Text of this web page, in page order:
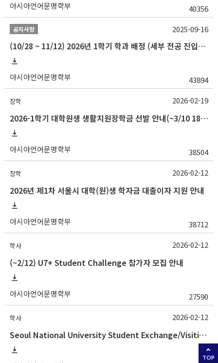
아시아언어문명학부 40356
공지사항
(10/28 ~ 11/12) 2026년 1학기 학과 배정 (세부 전공 진입) 안내
아시아언어문명학부 43894
2025-09-16
장학
2026-1학기 대학원생 생활지원장학금 선발 안내(~3/10 18:00)
아시아언어문명학부 38504
2026-02-19
장학
2026년 제1차 서울시 대학(원)생 학자금 대출이자 지원 안내
아시아언어문명학부 38712
2026-02-12
학사
(~2/12) U7+ Student Challenge 참가자 모집 안내
아시아언어문명학부 27590
2026-02-12
학사
Seoul National University Student Exchange/Visiting Program Guideline (Fall 2026 Admission) / 2026학년도 2학기 국제교환방문학생 프로그램 선발 절차 안
2026-02-12
TOP